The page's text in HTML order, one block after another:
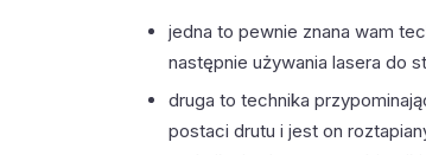
jedna to pewnie znana wam
następnie używania lasera do
druga to technika
postaci drutu i jest on